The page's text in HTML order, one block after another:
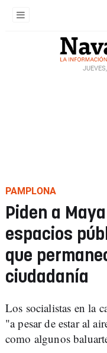
PAMPLONA
Piden a
espacios
que
ciudadanía
Los socialistas en la
"a pesar de estar al
como algunos